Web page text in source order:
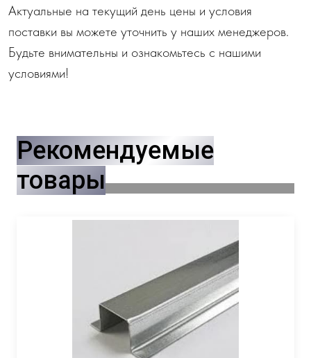
Актуальные на текущий день цены и условия
поставки вы можете уточнить у наших менеджеров.
Будьте внимательны и ознакомьтесь с нашими
условиями!
Рекомендуемые
товары